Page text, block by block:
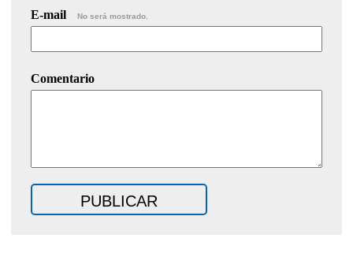
E-mail No será mostrado.
Comentario